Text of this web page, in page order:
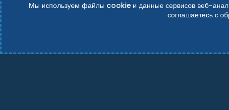
Мы используем файлы cookie и данные сервисов веб-
соглашаетесь с